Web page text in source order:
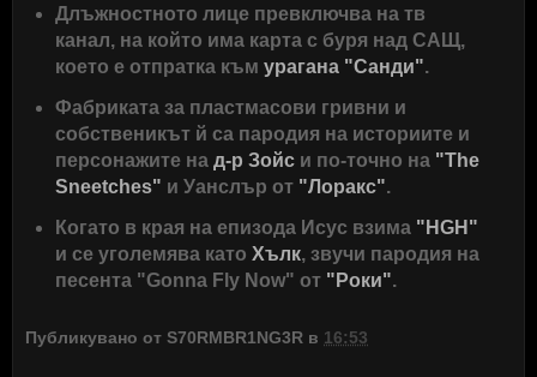
Длъжностното лице превключва на тв
канал, на който има карта с буря над САЩ,
което е отпратка към урагана "Санди".
Фабриката за пластмасови гривни и
собственикът й са пародия на историите и
персонажите на д-р Зойси по-точно на "The
Sneetches" и Уанслър от "Лоракс".
Когато в края на епизода Исус взима "HGH"
и се уголемява като Хълк, звучи пародия на
песента "Gonna Fly Now" от "Роки".
Публикувано от S70RMBR1NG3R в 16:53